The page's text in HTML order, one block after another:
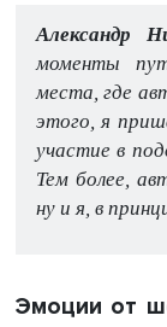
Александр
моменты
места, где
этого, я
участие в
Тем более,
ну и я, в
Эмоции от